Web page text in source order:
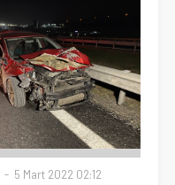
5 Mart 2022 02:12